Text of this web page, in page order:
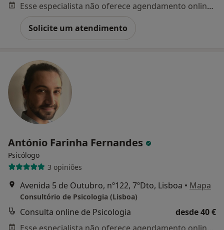
Esse especialista não oferece agendamento online para esse endereço.
Solicite um atendimento
António Farinha Fernandes
Psicólogo
3 opiniões
Avenida 5 de Outubro, nº122, 7ºDto, Lisboa • Mapa
Consultório de Psicologia (Lisboa)
Consulta online de Psicologia
desde 40 €